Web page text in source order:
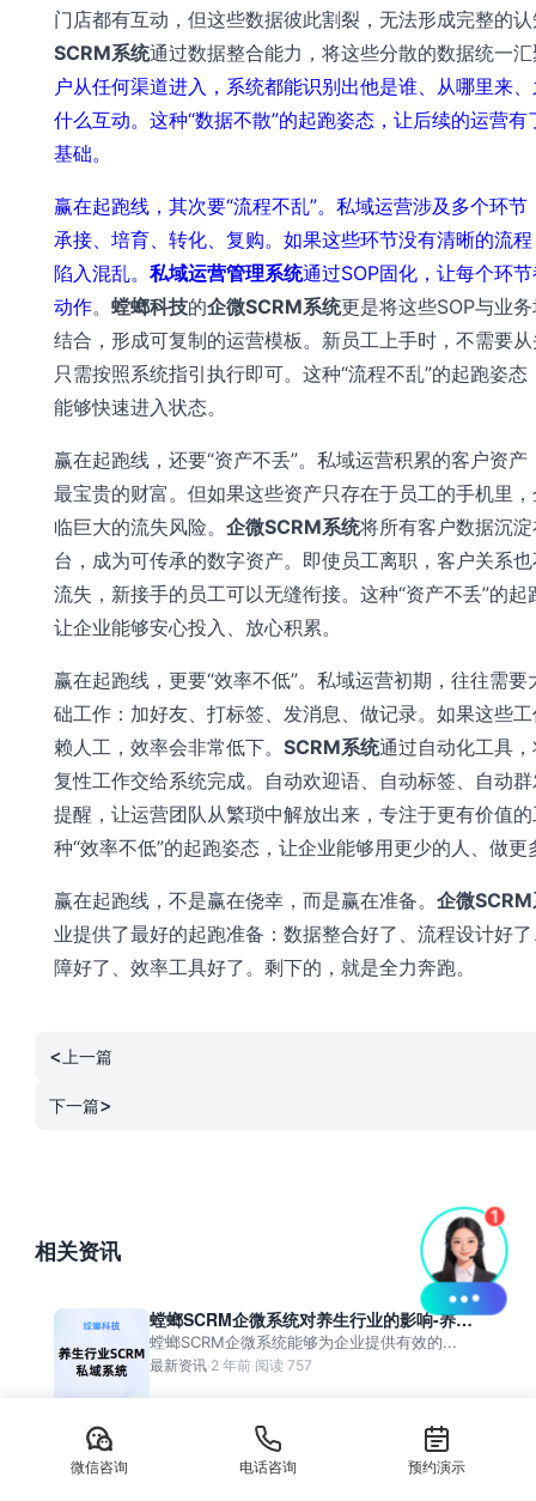
门店都有互动，但这些数据彼此割裂，无法形成完整的
SCRM系统通过数据整合能力，将这些分散的数据统一
户从任何渠道进入，系统都能识别出他是谁、从哪里来
什么互动。这种“数据不散”的起跑姿态，让后续的运营有
基础。
赢在起跑线，其次要“流程不乱”。私域运营涉及多个环节
承接、培育、转化、复购。如果这些环节没有清晰的流
陷入混乱。 私域运营管理系统通过SOP固化，让每个环
动作。 螳螂科技的企微SCRM系统更是将这些SOP与业
结合，形成可复制的运营模板。新员工上手时，不需要
只需按照系统指引执行即可。这种“流程不乱”的起跑姿态
能够快速进入状态。
赢在起跑线，还要“资产不丢”。私域运营积累的客户资产
最宝贵的财富。但如果这些资产只存在于员工的手机里
临巨大的流失风险。 企微SCRM系统将所有客户数据沉
台，成为可传承的数字资产。即使员工离职，客户关系
流失，新接手的员工可以无缝衔接。这种“资产不丢”的起
让企业能够安心投入、放心积累。
赢在起跑线，更要“效率不低”。私域运营初期，往往需要
础工作：加好友、打标签、发消息、做记录。如果这些
赖人工，效率会非常低下。 SCRM系统通过自动化工具
复性工作交给系统完成。自动欢迎语、自动标签、自动
提醒，让运营团队从繁琐中解放出来，专注于更有价值
种“效率不低”的起跑姿态，让企业能够用更少的人、做更
赢在起跑线，不是赢在侥幸，而是赢在准备。 企微
业提供了最好的起跑准备：数据整合好了、流程设计好
障好了、效率工具好了。剩下的，就是全力奔跑。
< 上一篇
下一篇>
相关资讯
螳螂SCRM企微系统对养生行业的影响-养生
行业SCRM私域系统
螳螂SCRM企微系统能够为企业提供有效的...
最新资讯·2 年前·阅读 757
解决大夜班线索浪费的核心能力-医疗行业AI
微信咨询 电话咨询 预约演示